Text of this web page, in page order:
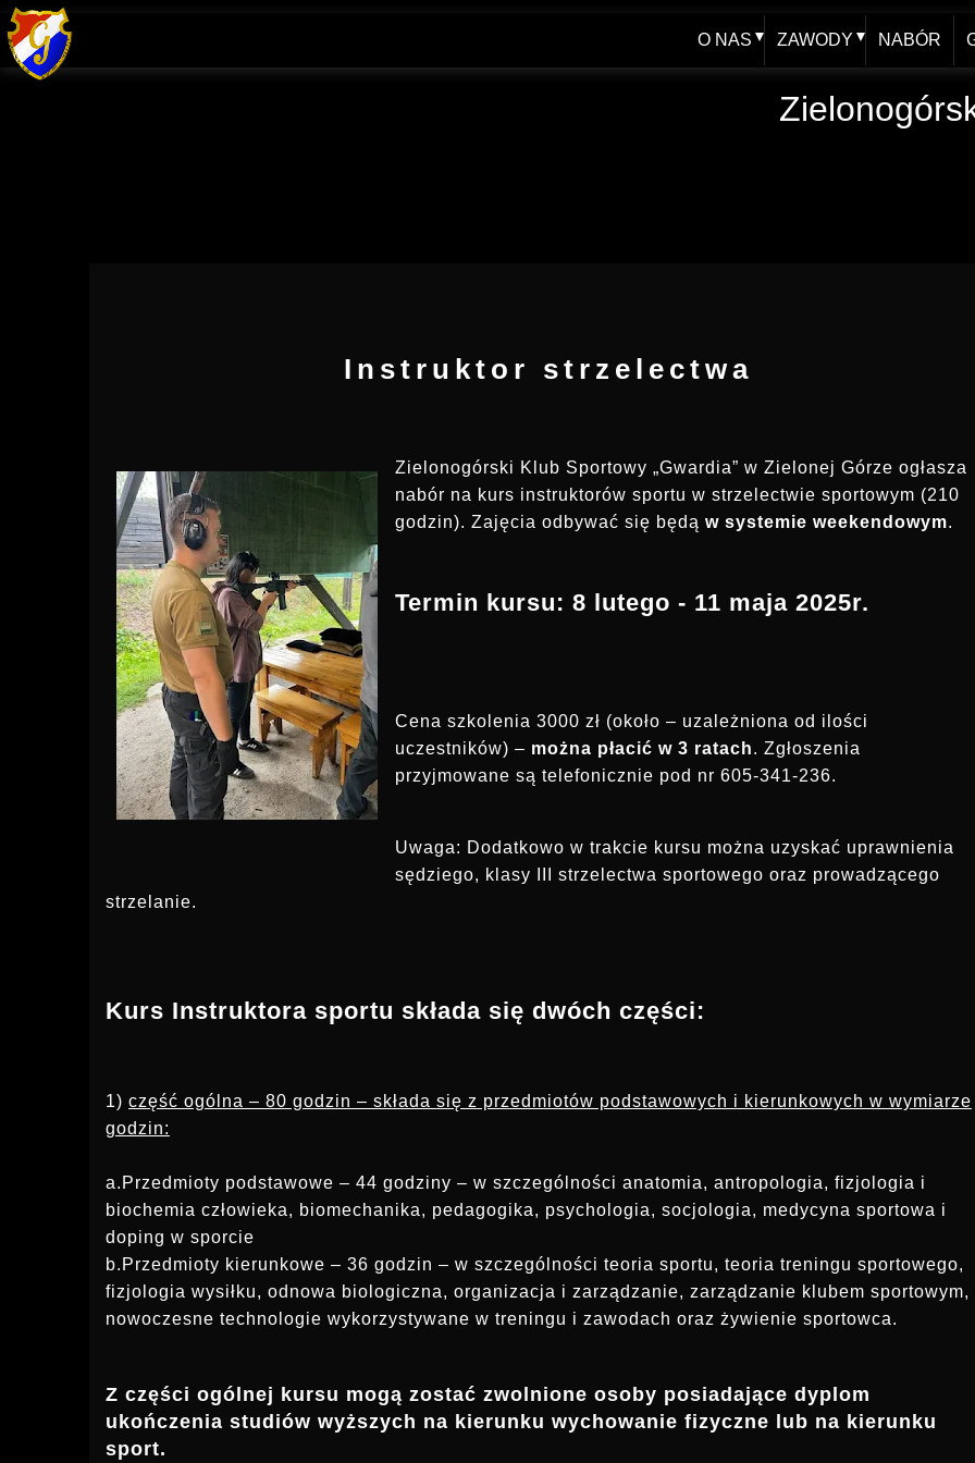
O NAS
HISTORIA - blog
ZAWODY
XXV FOOM 2019
NABÓR
Instruktor strzelectwa
Zielonogórski Klub Sportowy „Gwardia” w Zielonej Górze ogłasza
nabór na kurs instruktorów sportu w strzelectwie sportowym (210
godzin). Zajęcia odbywać się będą w systemie weekendowym.
Termin kursu: 8 lutego - 11 maja 2025r.
Cena szkolenia 3000 zł (około – uzależniona od ilości
uczestników) – można płacić w 3 ratach. Zgłoszenia
przyjmowane są telefonicznie pod nr 605-341-236.
Uwaga: Dodatkowo w trakcie kursu można uzyskać uprawnienia
sędziego, klasy III strzelectwa sportowego oraz prowadzącego
strzelanie.
Kurs Instruktora sportu składa się dwóch części:
1) część ogólna – 80 godzin – składa się z przedmiotów podstawowych i kierunkowych w wymiarze
godzin:
a.Przedmioty podstawowe – 44 godziny – w szczególności anatomia, antropologia, fizjologia i
biochemia człowieka, biomechanika, pedagogika, psychologia, socjologia, medycyna sportowa i
doping w sporcie
b.Przedmioty kierunkowe – 36 godzin – w szczególności teoria sportu, teoria treningu sportowego,
fizjologia wysiłku, odnowa biologiczna, organizacja i zarządzanie, zarządzanie klubem sportowym,
nowoczesne technologie wykorzystywane w treningu i zawodach oraz żywienie sportowca.
Z części ogólnej kursu mogą zostać zwolnione osoby posiadające dyplom
ukończenia studiów wyższych na kierunku wychowanie fizyczne lub na kierunku
sport.